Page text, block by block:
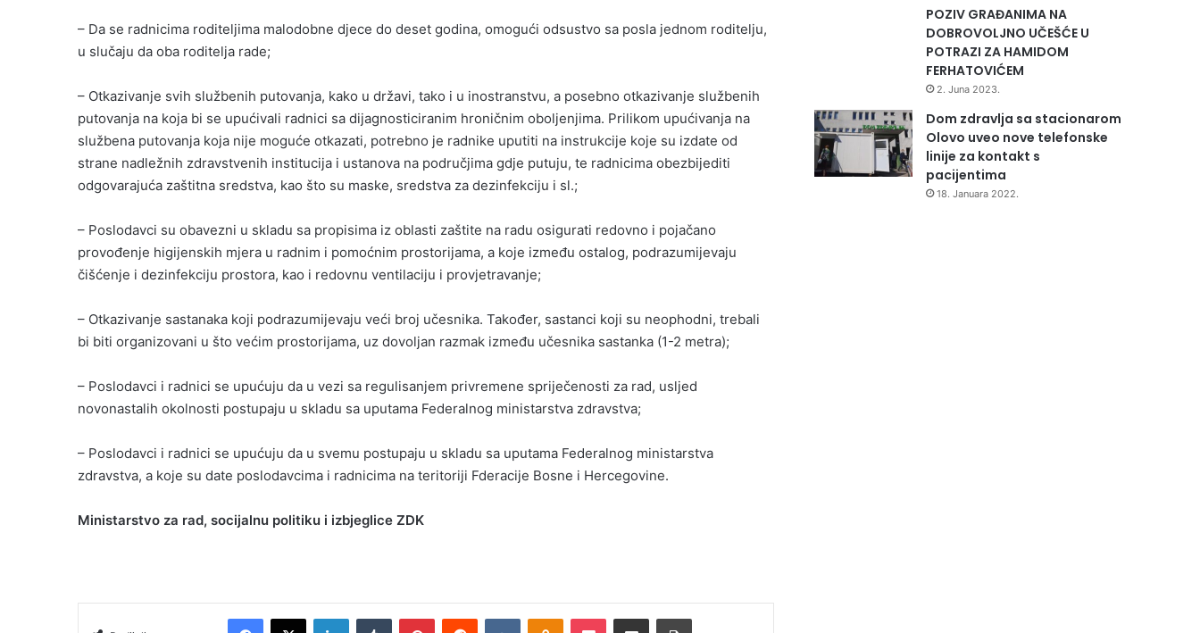
– Da se radnicima roditeljima malodobne djece do deset godina, omogući odsustvo sa posla jednom roditelju,
u slučaju da oba roditelja rade;
– Otkazivanje svih službenih putovanja, kako u državi, tako i u inostranstvu, a posebno otkazivanje službenih
putovanja na koja bi se upućivali radnici sa dijagnosticiranim hroničnim oboljenjima. Prilikom upućivanja na
službena putovanja koja nije moguće otkazati, potrebno je radnike uputiti na instrukcije koje su izdate od
strane nadležnih zdravstvenih institucija i ustanova na područjima gdje putuju, te radnicima obezbijediti
odgovarajuća zaštitna sredstva, kao što su maske, sredstva za dezinfekciju i sl.;
– Poslodavci su obavezni u skladu sa propisima iz oblasti zaštite na radu osigurati redovno i pojačano
provođenje higijenskih mjera u radnim i pomoćnim prostorijama, a koje između ostalog, podrazumijevaju
čišćenje i dezinfekciju prostora, kao i redovnu ventilaciju i provjetravanje;
– Otkazivanje sastanaka koji podrazumijevaju veći broj učesnika. Također, sastanci koji su neophodni, trebali
bi biti organizovani u što većim prostorijama, uz dovoljan razmak između učesnika sastanka (1-2 metra);
– Poslodavci i radnici se upućuju da u vezi sa regulisanjem privremene spriječenosti za rad, usljed
novonastalih okolnosti postupaju u skladu sa uputama Federalnog ministarstva zdravstva;
– Poslodavci i radnici se upućuju da u svemu postupaju u skladu sa uputama Federalnog ministarstva
zdravstva, a koje su date poslodavcima i radnicima na teritoriji Fderacije Bosne i Hercegovine.
Ministarstvo za rad, socijalnu politiku i izbjeglice ZDK
Facebook
X LinkedInTumblr PinterestReddit VKontakteOdnoklassniki
Pocket Podijeli putem Emaila Print
POZIV GRAĐANIMA NA
DOBROVOLJNO UČEŠĆE U
POTRAZI ZA HAMIDOM
FERHATOVIĆEM
2. Juna 2023.
Dom zdravlja sa stacionarom
Olovo uveo nove telefonske
linije za kontakt s
pacijentima
18. Januara 2022.